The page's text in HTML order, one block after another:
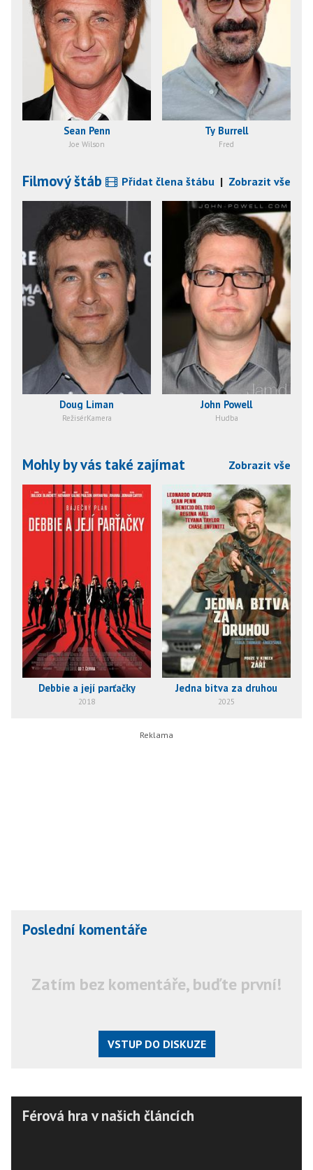
Sean Penn
Joe Wilson
Ty Burrell
Fred
Filmový štáb Přidat člena štábu | Zobrazit vše
Doug Liman
RežisérKamera
John Powell
Hudba
Mohly by vás také zajímat Zobrazit vše
Debbie a její parťačky
2018
Jedna bitva za druhou
2025
Poslední komentáře
Zatím bez komentáře, buďte první!
VSTUP DO DISKUZE
Férová hra v našich článcích